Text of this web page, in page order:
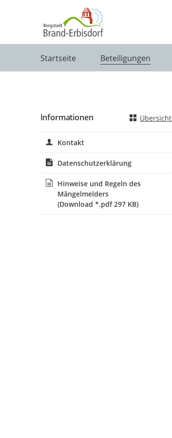
Startseite Beteiligungen
Informationen Übersicht
Kontakt
Datenschutzerklärung
Hinweise und Regeln des
Mängelmelders
(Download *.pdf 297 KB)